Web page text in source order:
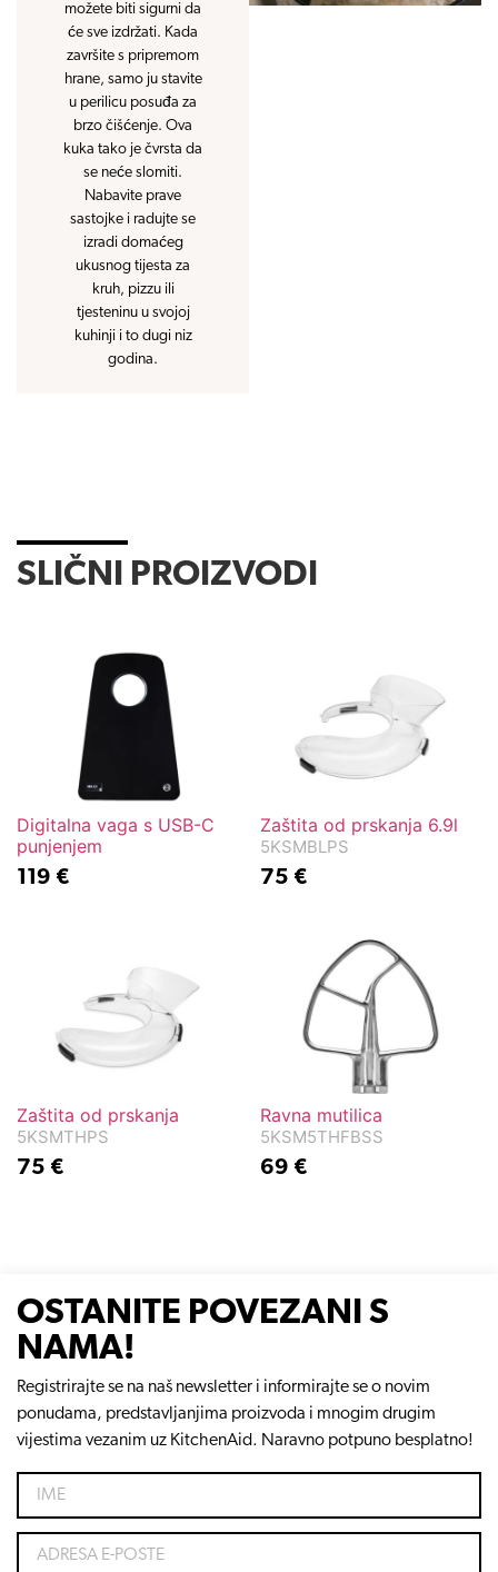
možete biti sigurni da
će sve izdržati. Kada
završite s pripremom
hrane, samo ju stavite
u perilicu posuđa za
brzo čišćenje. Ova
kuka tako je čvrsta da
se neće slomiti.
Nabavite prave
sastojke i radujte se
izradi domaćeg
ukusnog tijesta za
kruh, pizzu ili
tjesteninu u svojoj
kuhinji i to dugi niz
godina.
SLIČNI PROIZVODI
Digitalna vaga s USB-C
punjenjem
119 €
Zaštita od prskanja 6.9l
5KSMBLPS
75 €
Zaštita od prskanja
5KSMTHPS
75 €
Ravna mutilica
5KSM5THFBSS
69 €
OSTANITE POVEZANI S
NAMA!
Registrirajte se na naš newsletter i informirajte se o novim
ponudama, predstavljanjima proizvoda i mnogim drugim
vijestima vezanim uz KitchenAid. Naravno potpuno besplatno!